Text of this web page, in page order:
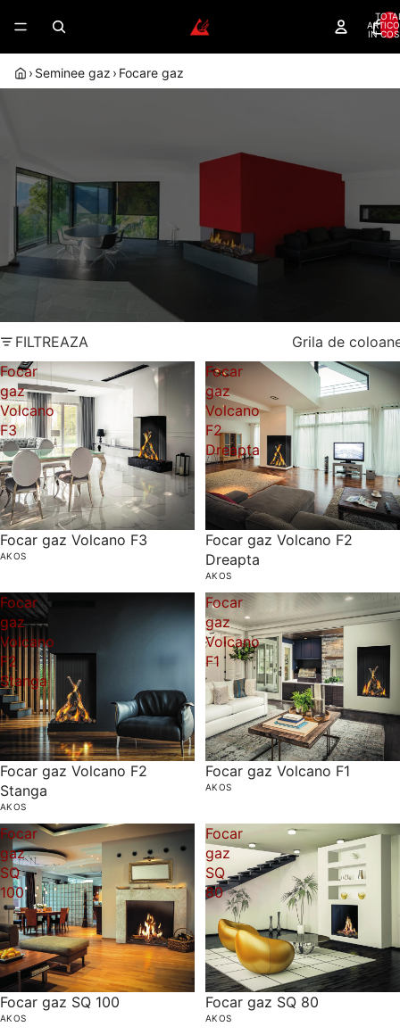
IN
› Seminee gaz › Focare gaz
PENTRU PROIECTE MODERNE,
CURATE SI USOR DE FOLOSIT
Focare pentru seminee pe gaz - flacara reala si
control rapid
Flacara reala
Control din
telecomanda
Dealer autorizat Akos
FILTREAZA
Grila de
Focar
gaz
Volcano
F3
Focar gaz Volcano F3
AKOS
Focar
gaz
Volcano
F2
Dreapta
Focar gaz Volcano F2
Dreapta
AKOS
Focar
gaz
Volcano
F2
Stanga
Focar gaz Volcano F2
Stanga
AKOS
Focar
gaz
Volcano
F1
Focar gaz Volcano F1
AKOS
Focar
gaz
SQ
100
Focar gaz SQ 100
AKOS
Focar
gaz
SQ
80
Focar gaz SQ 80
AKOS